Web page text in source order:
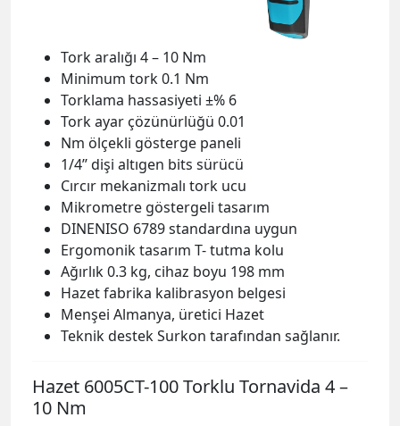
Tork aralığı 4 – 10 Nm
Minimum tork 0.1 Nm
Torklama hassasiyeti ±% 6
Tork ayar çözünürlüğü 0.01
Nm ölçekli gösterge paneli
1/4’’ dişi altıgen bits sürücü
Cırcır mekanizmalı tork ucu
Mikrometre göstergeli tasarım
DINENISO 6789 standardına uygun
Ergomonik tasarım T- tutma kolu
Ağırlık 0.3 kg, cihaz boyu 198 mm
Hazet fabrika kalibrasyon belgesi
Menşei Almanya, üretici Hazet
Teknik destek Surkon tarafından sağlanır.
Hazet 6005CT-100 Torklu Tornavida 4 –
10 Nm